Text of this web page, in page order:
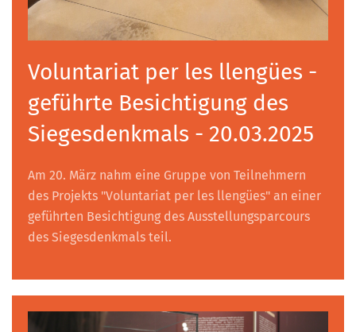
Voluntariat per les llengües -
geführte Besichtigung des
Siegesdenkmals - 20.03.2025
Am 20. März nahm eine Gruppe von Teilnehmern
des Projekts "Voluntariat per les llengües" an einer
geführten Besichtigung des Ausstellungsparcours
des Siegesdenkmals teil.